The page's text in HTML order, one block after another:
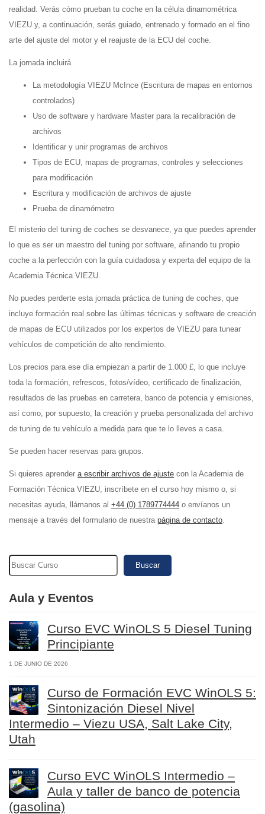
realidad. Verás cómo prueban tu coche en la célula dinamométrica
VIEZU y, a continuación, serás guiado, entrenado y formado en el fino
arte del ajuste del motor y el reajuste de la ECU del coche.
La jornada incluirá
La metodología VIEZU McInce (Escritura de mapas en entornos
controlados)
Uso de software y hardware Master para la recalibración de
archivos
Identificar y unir programas de archivos
Tipos de ECU, mapas de programas, controles y selecciones
para modificación
Escritura y modificación de archivos de ajuste
Prueba de dinamómetro
El misterio del tuning de coches se desvanece, ya que puedes aprender
lo que es ser un maestro del tuning por software, afinando tu propio
coche a la perfección con la guía cuidadosa y experta del equipo de la
Academia Técnica VIEZU.
No puedes perderte esta jornada práctica de tuning de coches, que
incluye formación real sobre las últimas técnicas y software de creación
de mapas de ECU utilizados por los expertos de VIEZU para tunear
vehículos de competición de alto rendimiento.
Los precios para ese día empiezan a partir de 1.000 £, lo que incluye
toda la formación, refrescos, fotos/vídeo, certificado de finalización,
resultados de las pruebas en carretera, banco de potencia y emisiones,
así como, por supuesto, la creación y prueba personalizada del archivo
de tuning de tu vehículo a medida para que te lo lleves a casa.
Se pueden hacer reservas para grupos.
Si quieres aprender a escribir archivos de ajuste con la Academia de
Formación Técnica VIEZU, inscríbete en el curso hoy mismo o, si
necesitas ayuda, llámanos al +44 (0) 1789774444 o envíanos un
mensaje a través del formulario de nuestra página de contacto.
Buscar
Aula y Eventos
Curso EVC WinOLS 5 Diesel Tuning
Principiante
1 DE JUNIO DE 2026
Curso de Formación EVC WinOLS 5:
Sintonización Diesel Nivel
Intermedio – Viezu USA, Salt Lake City,
Utah
Curso EVC WinOLS Intermedio –
Aula y taller de banco de potencia
(gasolina)